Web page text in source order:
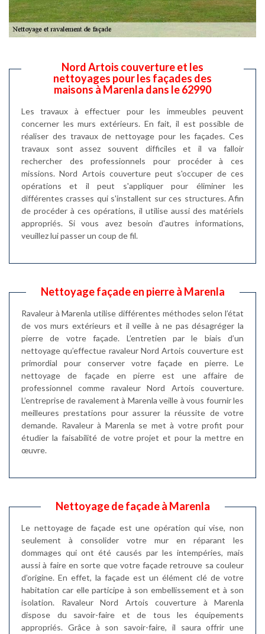
Nord Artois couverture et les
nettoyages pour les façades des
maisons à Marenla dans le 62990
Les travaux à effectuer pour les immeubles peuvent
concerner les murs extérieurs. En fait, il est possible de
réaliser des travaux de nettoyage pour les façades. Ces
travaux sont assez souvent difficiles et il va falloir
rechercher des professionnels pour procéder à ces
missions. Nord Artois couverture peut s'occuper de ces
opérations et il peut s'appliquer pour éliminer les
différentes crasses qui s'installent sur ces structures. Afin
de procéder à ces opérations, il utilise aussi des matériels
appropriés. Si vous avez besoin d'autres informations,
veuillez lui passer un coup de fil.
Nettoyage façade en pierre à Marenla
Ravaleur à Marenla utilise différentes méthodes selon l’état
de vos murs extérieurs et il veille à ne pas désagréger la
pierre de votre façade. L’entretien par le biais d’un
nettoyage qu’effectue ravaleur Nord Artois couverture est
primordial pour conserver votre façade en pierre. Le
nettoyage de façade en pierre est une affaire de
professionnel comme ravaleur Nord Artois couverture.
L’entreprise de ravalement à Marenla veille à vous fournir les
meilleures prestations pour assurer la réussite de votre
demande. Ravaleur à Marenla se met à votre profit pour
étudier la faisabilité de votre projet et pour la mettre en
œuvre.
Nettoyage de façade à Marenla
Le nettoyage de façade est une opération qui vise, non
seulement à consolider votre mur en réparant les
dommages qui ont été causés par les intempéries, mais
aussi à faire en sorte que votre façade retrouve sa couleur
d’origine. En effet, la façade est un élément clé de votre
habitation car elle participe à son embellissement et à son
isolation. Ravaleur Nord Artois couverture à Marenla
dispose du savoir-faire et de tous les équipements
appropriés. Grâce à son savoir-faire, il saura offrir une